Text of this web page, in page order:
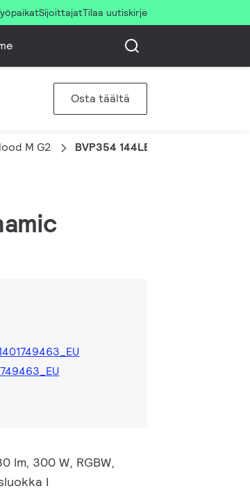
SijoittajatTilaa uutiskirje
Osta täältä
M G2 BVP354 144LED RGBNW 220V
lm, 300 W, RGBW,
I